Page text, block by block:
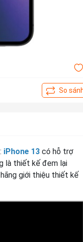
iPhone 13 có hỗ trợ
là thiết kế đem lại
giới thiệu thiết kế